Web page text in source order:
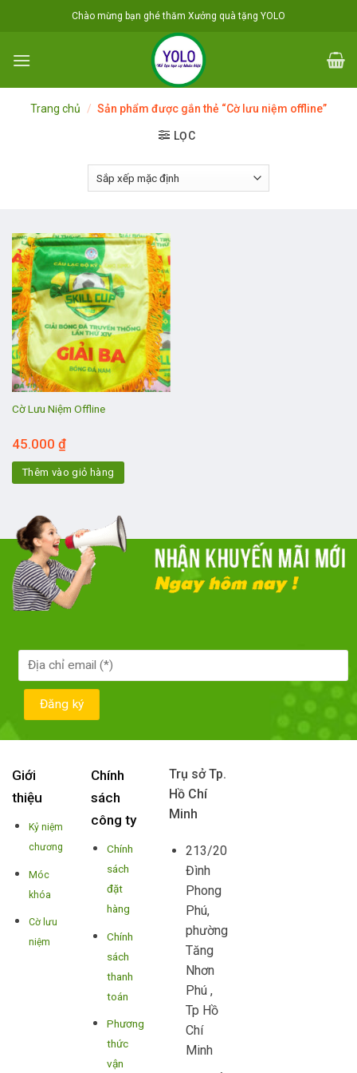
Chào mừng bạn ghé thăm Xưởng quà tặng YOLO
Trang chủ / Sản phẩm được gắn thẻ “Cờ lưu niệm offline”
LỌC
Cờ Lưu Niệm Offline
45.000 ₫
Thêm vào giỏ hàng
Giới
thiệu
Kỷ niệm
chương
Móc
khóa
Cờ lưu
niệm
Chính
sách
công ty
Chính
sách
đặt
hàng
Chính
sách
thanh
toán
Phương
thức
vận
Trụ sở Tp.
Hồ Chí
Minh
213/20
Đình
Phong
Phú,
phường
Tăng
Nhơn
Phú ,
Tp Hồ
Chí
Minh